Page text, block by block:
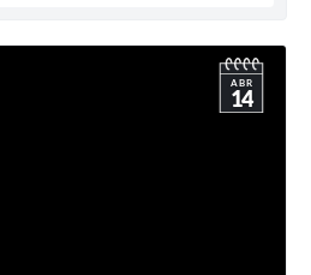
ABR
14